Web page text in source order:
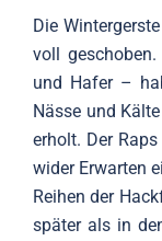
Die
voll
und Hafer –
Nässe und
erholt. Der
wider Erwarten
Reihen der
später als in